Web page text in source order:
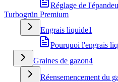
Réglage de
Turbogrün Premium
Engrais liquide1
Pourquoi l'engrais
Graines de gazon4
Réensemencement du